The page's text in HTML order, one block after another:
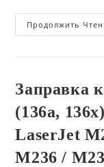
Продолжить
Заправка
(136a,
LaserJet
M236 /